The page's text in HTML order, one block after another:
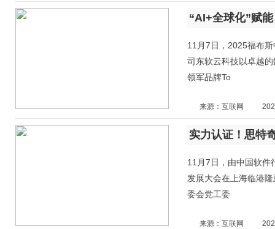
“AI+全球化”赋
11月7日，2025福布
司东软云科技以卓越
领军品牌To
来源：互联网
11月7日，由中国软件
发展大会在上海临港
委会党工委
来源：互联网